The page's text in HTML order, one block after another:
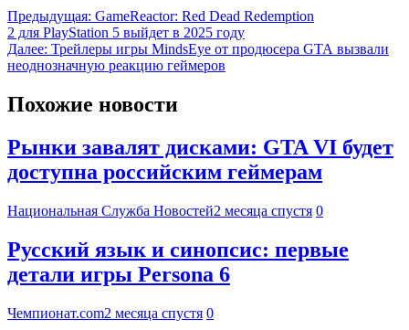
Предыдущая: GameReactor: Red Dead Redemption
2 для PlayStation 5 выйдет в 2025 году
Далее: Трейлеры игры MindsEye от продюсера GTA вызвали
неоднозначную реакцию геймеров
Похожие новости
Рынки завалят дисками: GTA VI будет
доступна российским геймерам
Национальная Служба Новостей2 месяца спустя 0
Русский язык и синопсис: первые
детали игры Persona 6
Чемпионат.com2 месяца спустя 0